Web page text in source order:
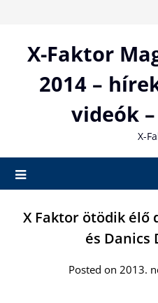
contentX-Faktor
2014 –
videók
X-
X Faktor ötödik élő
és Danics
Posted on 2013.